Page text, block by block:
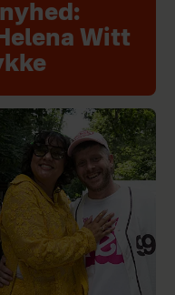
Witt